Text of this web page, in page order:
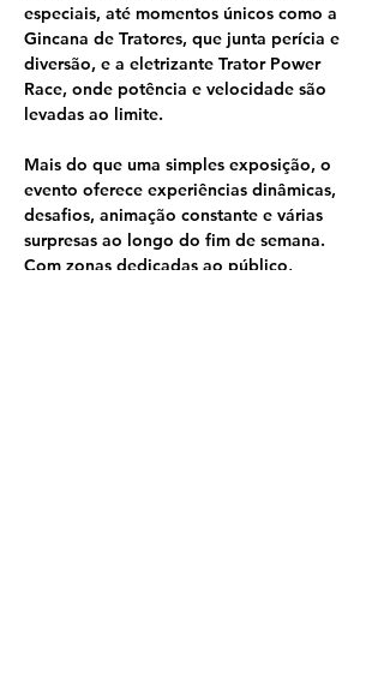
especiais, até momentos únicos como a
Gincana de Tratores, que junta perícia e
diversão, e a eletrizante Trator Power
Race, onde potência e velocidade são
levadas ao limite.
Mais do que uma simples exposição, o
evento oferece experiências dinâmicas,
desafios, animação constante e várias
surpresas ao longo do fim de semana.
Com zonas dedicadas ao público,